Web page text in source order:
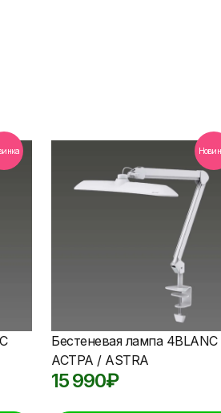
Бестеневая лампа 4BLANC
АСТРА / ASTRA
15 990₽